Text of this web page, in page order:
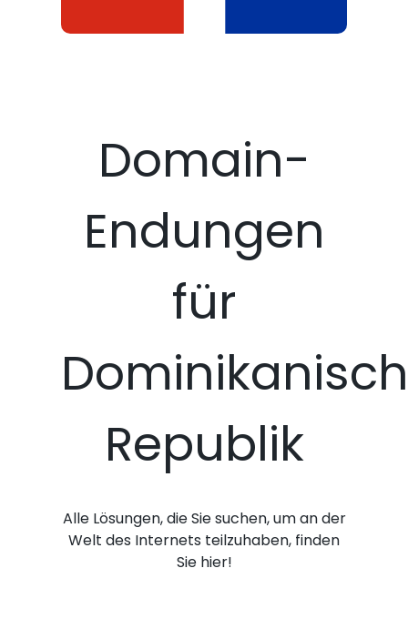
Domain-
Endungen
für
Republik
Alle Lösungen, die Sie suchen, um an der
Welt des Internets teilzuhaben, finden
Sie hier!